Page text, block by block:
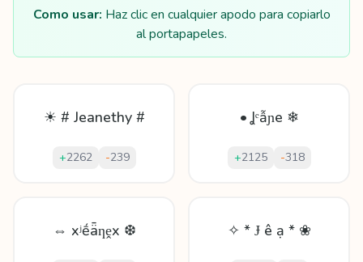
Como usar: Haz clic en cualquier apodo para copiarlo
al portapapeles.
☀ # Jeanethy #
+2262 -239
• Ʝᵉẫɲе ❄
+2125 -318
⇔ xʲḗǟƞḙx ❆ ✧ * Ɉ ê ạ * ❀